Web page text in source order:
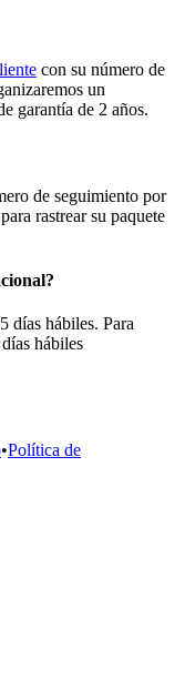
con su número de
un
garantía de 2 años.
de seguimiento por
rastrear su paquete
días hábiles. Para
hábiles
•Política de